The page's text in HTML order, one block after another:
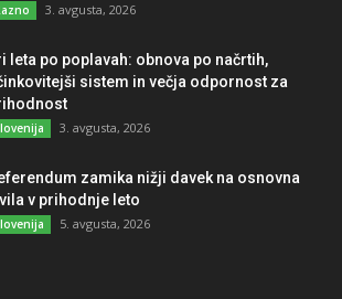
3. avgusta, 2026
leta po poplavah: obnova po načrtih,
sistem in večja odpornost za
3. avgusta, 2026
zamika nižji davek na osnovna
v prihodnje leto
5. avgusta, 2026